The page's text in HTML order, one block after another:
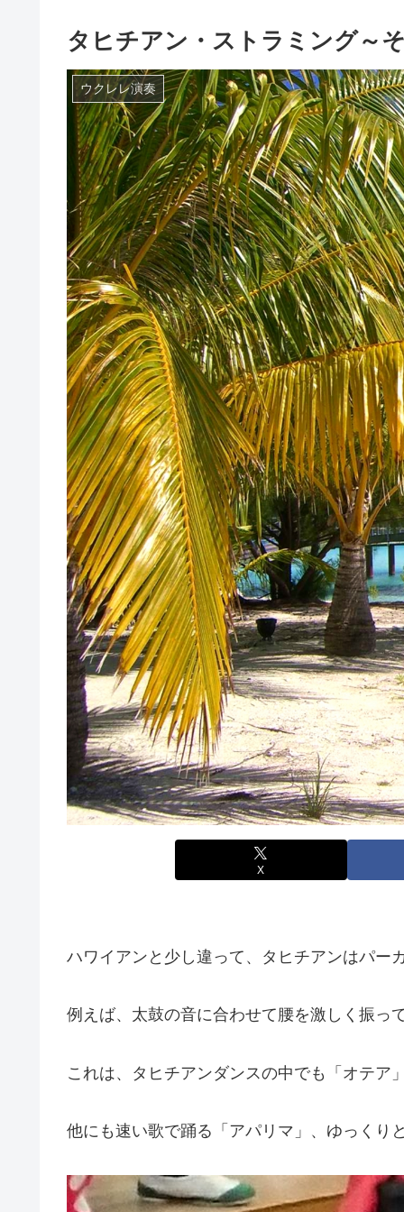
タヒチアン・ストラミング～
ウクレレ演奏
X
ハワイアンと少し違って、タヒチアンはパー
例えば、太鼓の音に合わせて腰を激しく振っ
これは、タヒチアンダンスの中でも「オテア
他にも速い歌で踊る「アパリマ」、ゆっくり